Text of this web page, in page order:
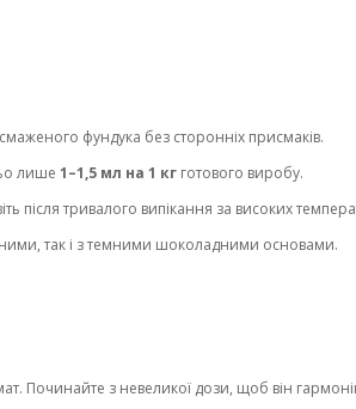
фундука без сторонніх присмаків.
лише 1–1,5 мл на 1 кг готового виробу.
після тривалого випікання за високих
так і з темними шоколадними основами.
Починайте з невеликої дози, щоб він